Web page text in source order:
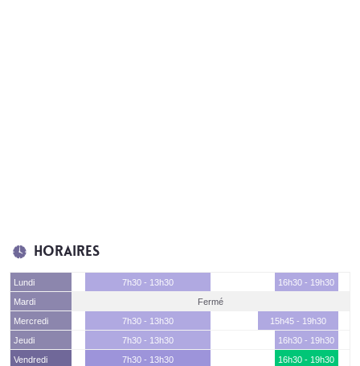
Horaires
Lundi 7h30 - 13h30
16h30 - 19h30
Mardi
Fermé
Mercredi
7h30 - 13h30
15h45 - 19h30
Jeudi
7h30 - 13h30
16h30 - 19h30
Vendredi
7h30 - 13h30
16h30 - 19h30